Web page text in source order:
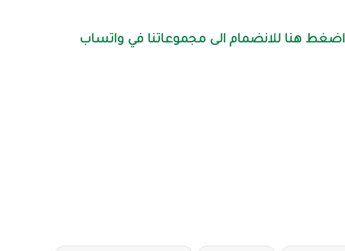
اضغط هنا للانضمام الى مجموعاتنا في واتساب